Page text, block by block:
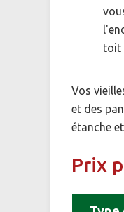
toit
Vos
et des
étanche
Prix